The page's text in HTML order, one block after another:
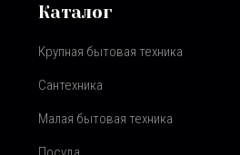
Каталог
Крупная бытовая техника
Сантехника
Малая бытовая техника